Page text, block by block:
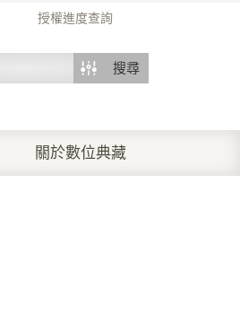
授權進度查詢
搜尋
關於數位典藏